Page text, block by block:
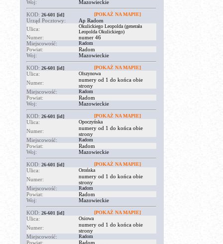
Woj:
Mazowieckie
KOD: 26-601 [id] [POKAŻ NA MAPIE]
Urząd Pocztowy:
Ap Radom
Ulica:
Okulickiego Leopolda (generała
Leopolda Okulickiego)
Numer:
numer 46
Miejscowość:
Radom
Powiat:
Radom
Woj:
Mazowieckie
KOD: 26-601 [id] [POKAŻ NA MAPIE]
Ulica: Olszynowa
Numer:
numery od 1 do końca obie
strony
Miejscowość:
Radom
Powiat:
Radom
Woj:
Mazowieckie
KOD: 26-601 [id] [POKAŻ NA MAPIE]
Ulica: Opoczyńska
Numer:
numery od 1 do końca obie
strony
Miejscowość:
Radom
Powiat:
Radom
Woj:
Mazowieckie
KOD: 26-601 [id] [POKAŻ NA MAPIE]
Ulica: Orońska
Numer:
numery od 1 do końca obie
strony
Miejscowość:
Radom
Powiat:
Radom
Woj:
Mazowieckie
KOD: 26-601 [id] [POKAŻ NA MAPIE]
Ulica: Osiowa
Numer:
numery od 1 do końca obie
strony
Miejscowość:
Radom
Powiat:
Radom